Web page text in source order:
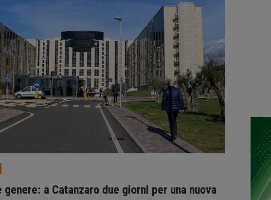
a Catanzaro due giorni per una nuova